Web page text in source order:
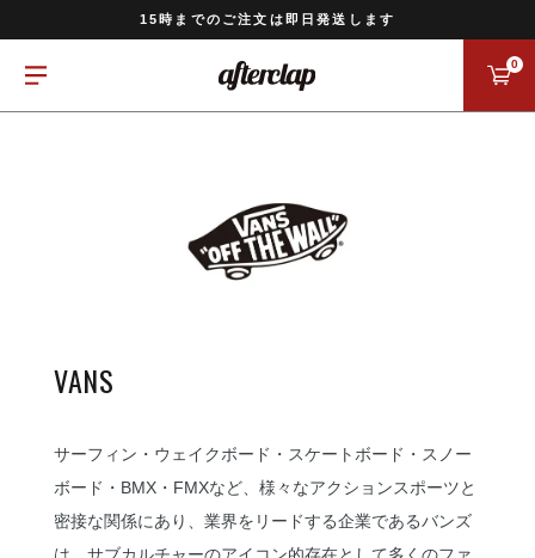
15時までのご注文は即日発送します
0
VANS
サーフィン・ウェイクボード・スケートボード・スノー
ボード・BMX・FMXなど、様々なアクションスポーツと
密接な関係にあり、業界をリードする企業であるバンズ